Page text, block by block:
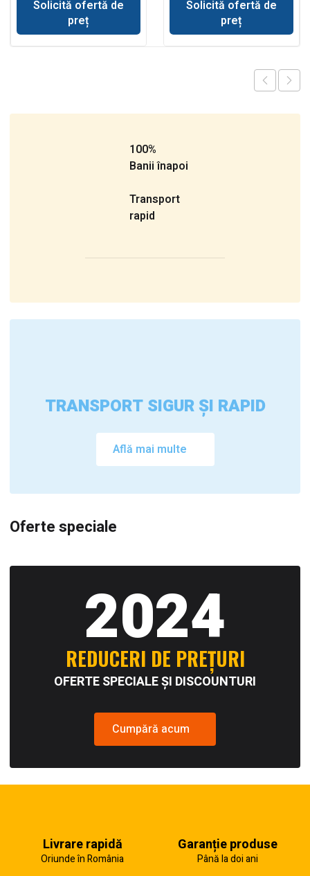
Solicită ofertă de
preț
Solicită ofertă de
preț
100%
Banii înapoi
Transport
rapid
TRANSPORT SIGUR ȘI RAPID
Află mai multe
Oferte speciale
2024
REDUCERI DE PREȚURI
OFERTE SPECIALE ȘI DISCOUNTURI
Cumpără acum
Livrare rapidă
Oriunde în România
Garanție produse
Până la doi ani